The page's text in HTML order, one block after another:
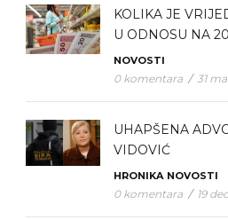
KOLIKA JE
U ODNOSU NA
NOVOSTI
0 komentara / 31
UHAPŠENA
VIDOVIĆ
HRONIKA NOVOSTI
0 komentara / 19